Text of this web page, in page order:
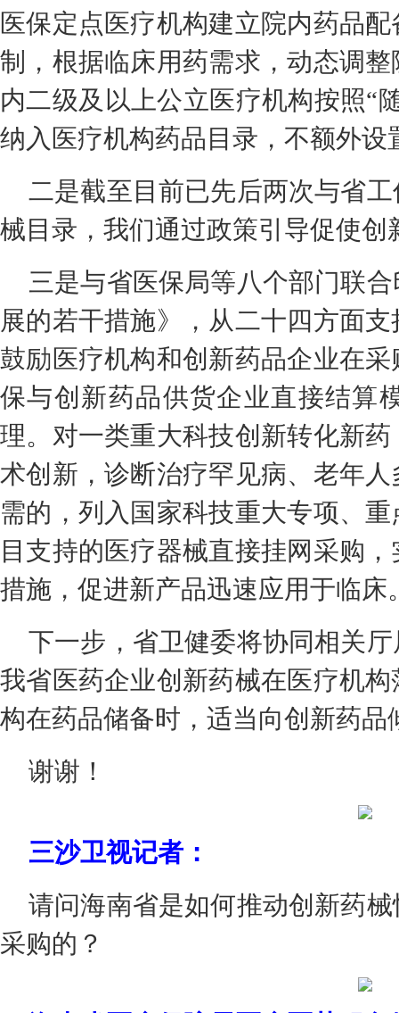
医保定点医疗机构建立院内药品
制，根据临床用药需求，动态调
内二级及以上公立医疗机构按照“
纳入医疗机构药品目录，不额外设
二是截至目前已先后两次与省
械目录，我们通过政策引导促使
三是与省医保局等八个部门联
展的若干措施》，从二十四方面
鼓励医疗机构和创新药品企业在
保与创新药品供货企业直接结算
理。对一类重大科技创新转化新
术创新，诊断治疗罕见病、老年
需的，列入国家科技重大专项、
目支持的医疗器械直接挂网采购
措施，促进新产品迅速应用于临床
下一步，省卫健委将协同相关
我省医药企业创新药械在医疗机
构在药品储备时，适当向创新药品
谢谢！
三沙卫视记者：
请问海南省是如何推动创新药
采购的？